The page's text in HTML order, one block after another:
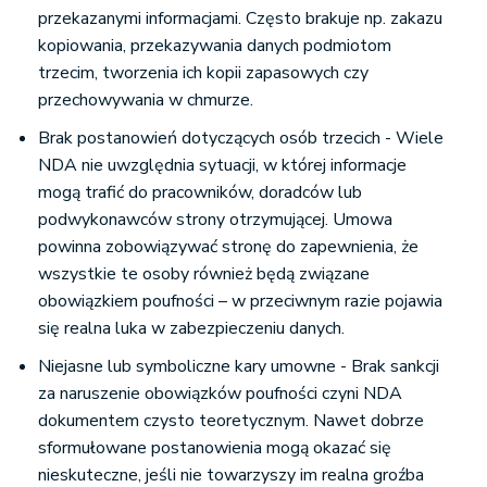
przekazanymi informacjami. Często brakuje np. zakazu
kopiowania, przekazywania danych podmiotom
trzecim, tworzenia ich kopii zapasowych czy
przechowywania w chmurze.
Brak postanowień dotyczących osób trzecich - Wiele
NDA nie uwzględnia sytuacji, w której informacje
mogą trafić do pracowników, doradców lub
podwykonawców strony otrzymującej. Umowa
powinna zobowiązywać stronę do zapewnienia, że
wszystkie te osoby również będą związane
obowiązkiem poufności – w przeciwnym razie pojawia
się realna luka w zabezpieczeniu danych.
Niejasne lub symboliczne kary umowne - Brak sankcji
za naruszenie obowiązków poufności czyni NDA
dokumentem czysto teoretycznym. Nawet dobrze
sformułowane postanowienia mogą okazać się
nieskuteczne, jeśli nie towarzyszy im realna groźba